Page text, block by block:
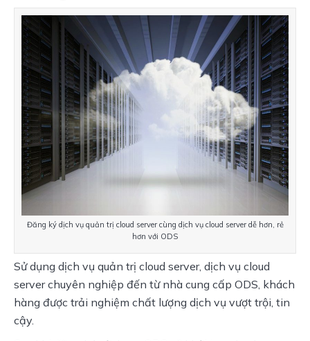
Đăng ký dịch vụ quản trị cloud server cùng dịch vụ cloud server dễ hơn, rẻ
hơn với ODS
Sử dụng dịch vụ quản trị cloud server, dịch vụ cloud
server chuyên nghiệp đến từ nhà cung cấp ODS, khách
hàng được trải nghiệm chất lượng dịch vụ vượt trội, tin
cậy.